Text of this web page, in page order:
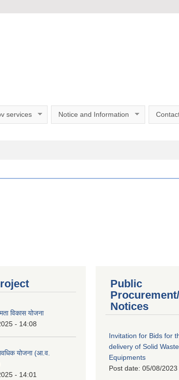
services Notice and Information
विकास योजना
- 14:08
योजना (आ.व.
- 14:01
Public
Notices
Invitation for Bids for
delivery of Solid
Equipments
Post date: 05/08/2023